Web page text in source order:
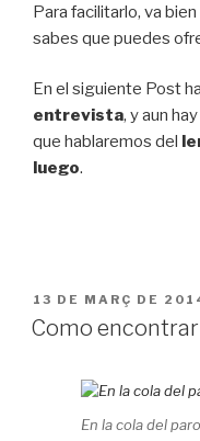
Para facilitarlo, va
sabes que puedes
En el siguiente Post
entrevista, y aun
que hablaremos del
luego.
PUBLICAT
A
13 DE MARÇ DE
Como
En la cola del paro